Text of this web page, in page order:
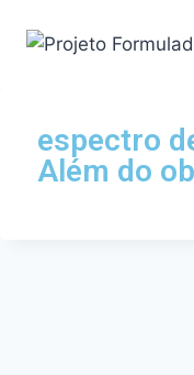
espectro
Além do